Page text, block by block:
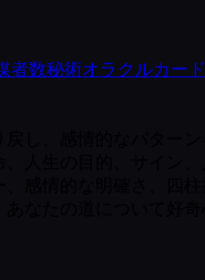
者数秘術オラクルカード